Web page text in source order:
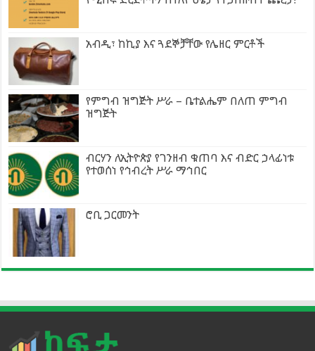
አብዲ፣ ከኪያ እና ጓደኞቻቸው የሌዘር ምርቶች
የምግብ ዝግጅት ሥራ – ቤተልሔም በለጠ ምግብ
ዝግጅት
ብርሃን ለኢትዮጵያ የገንዘብ ቁጠባ እና ብድር ኃላፊነቱ
የተወሰነ የኅብረት ሥራ ማኅበር
ሮቢ ጋርመንት